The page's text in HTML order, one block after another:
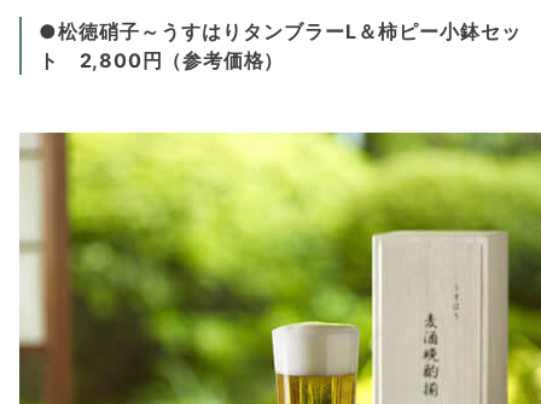
●松徳硝子～うすはりタンブラーL＆柿ピー小鉢セッ
ト 2,800円（参考価格）